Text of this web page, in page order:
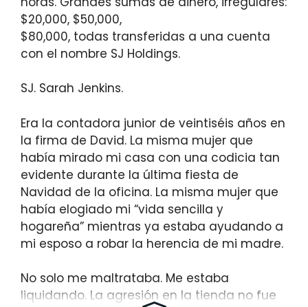
$20,000, $50,000,
$80,000, todas transferidas a una cuenta
con el nombre SJ Holdings.
SJ. Sarah Jenkins.
Era la contadora junior de veintiséis años en
la firma de David. La misma mujer que
había mirado mi casa con una codicia tan
evidente durante la última fiesta de
Navidad de la oficina. La misma mujer que
había elogiado mi “vida sencilla y
hogareña” mientras ya estaba ayudando a
mi esposo a robar la herencia de mi madre.
No solo me maltrataba. Me estaba
liquidando. La agresión en la tienda no fue